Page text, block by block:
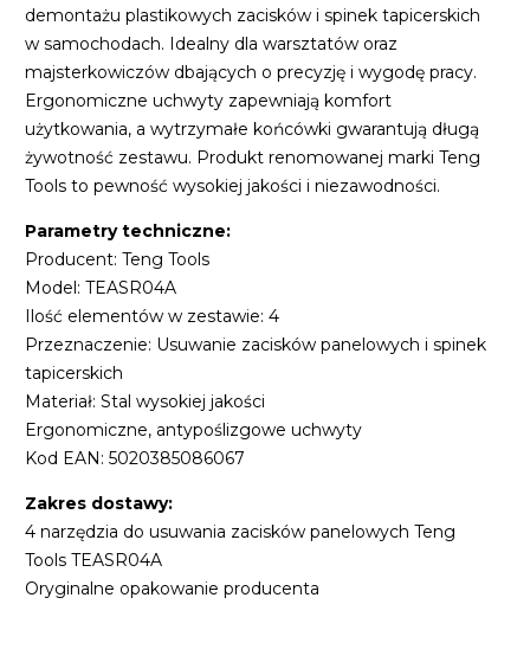
demontażu plastikowych zacisków i spinek tapicerskich
w samochodach. Idealny dla warsztatów oraz
majsterkowiczów dbających o precyzję i wygodę pracy.
Ergonomiczne uchwyty zapewniają komfort
użytkowania, a wytrzymałe końcówki gwarantują długą
żywotność zestawu. Produkt renomowanej marki Teng
Tools to pewność wysokiej jakości i niezawodności.
Parametry techniczne:
Producent: Teng Tools
Model: TEASR04A
Ilość elementów w zestawie: 4
Przeznaczenie: Usuwanie zacisków panelowych i spinek
tapicerskich
Materiał: Stal wysokiej jakości
Ergonomiczne, antypoślizgowe uchwyty
Kod EAN: 5020385086067
Zakres dostawy:
4 narzędzia do usuwania zacisków panelowych Teng
Tools TEASR04A
Oryginalne opakowanie producenta